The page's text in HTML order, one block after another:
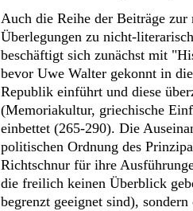
Auch die Reihe der Beiträge
Überlegungen zu nicht-
beschäftigt sich zunächst mit
bevor Uwe Walter gekonnt in
Republik einführt und diese
(Memoriakultur, griechische
einbettet (265-290). Die
politischen Ordnung des
Richtschnur für ihre
die freilich keinen Überblick
begrenzt geeignet sind),